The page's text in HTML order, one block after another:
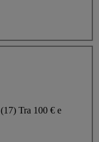
(17) Tra 100 € e